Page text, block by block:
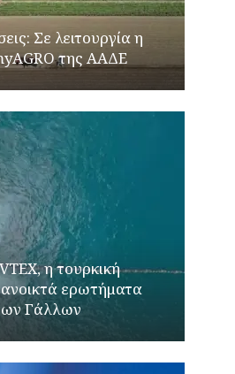
Σε λειτουργία η
της ΑΑΔΕ
η τουρκική
ερωτήματα
Γάλλων